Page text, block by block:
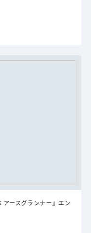
ースグランナー』エン